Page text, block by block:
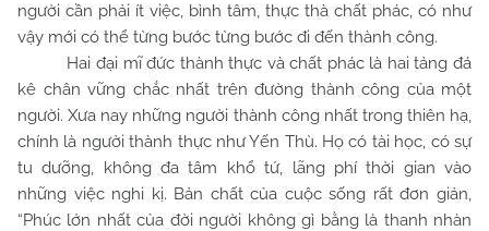
người cần phải ít việc, bình tâm, thực thà chất phác, có như
vậy mới có thể từng bước từng bước đi đến thành công.
Hai đại mĩ đức thành thực và chất phác là hai tảng đá
kê chân vững chắc nhất trên đường thành công của một
người. Xưa nay những người thành công nhất trong thiên hạ,
chính là người thành thực như Yến Thù. Họ có tài học, có sự
tu dưỡng, không đa tâm khổ tứ, lãng phí thời gian vào
những việc nghi kị. Bản chất của cuộc sống rất đơn giản,
“Phúc lớn nhất của đời người không gì bằng là thanh nhàn